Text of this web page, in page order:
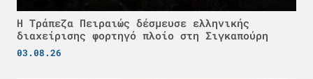
Η Τράπεζα Πειραιώς δέσμευσε ελληνικής
διαχείρισης φορτηγό πλοίο στη Σιγκαπούρη
03.08.26